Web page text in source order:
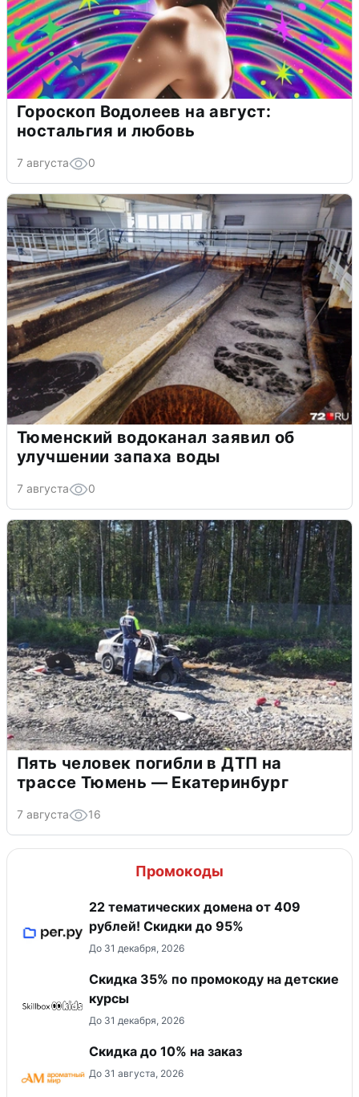
Гороскоп Водолеев на август:
ностальгия и любовь
7 августа 0
Тюменский водоканал заявил об
улучшении запаха воды
7 августа 0
Пять человек погибли в ДТП на
трассе Тюмень — Екатеринбург
7 августа 16
Промокоды
22 тематических домена от 409
рублей! Скидки до 95%
До 31 декабря, 2026
Скидка 35% по промокоду на детские
курсы
До 31 декабря, 2026
Скидка до 10% на заказ
До 31 августа, 2026